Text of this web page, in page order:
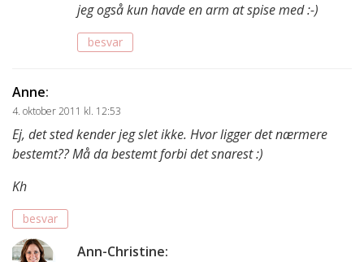
jeg også kun havde en arm at spise med :-)
besvar
Anne:
4. oktober 2011 kl. 12:53
Ej, det sted kender jeg slet ikke. Hvor ligger det nærmere
bestemt?? Må da bestemt forbi det snarest :)
Kh
besvar
Ann-Christine: